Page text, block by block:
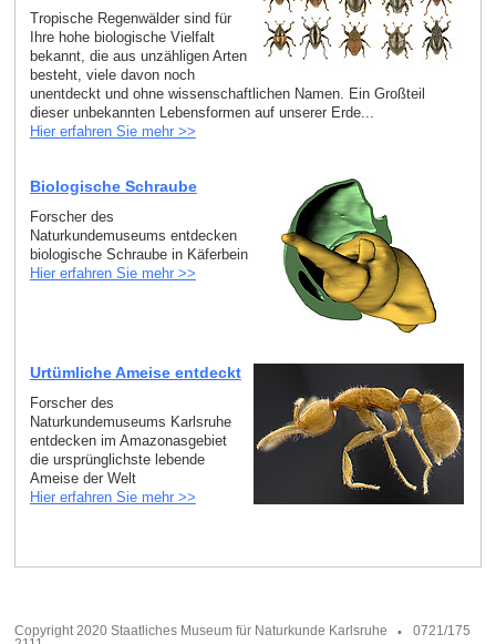
Tropische Regenwälder sind für
Ihre hohe biologische Vielfalt
bekannt, die aus unzähligen Arten
besteht, viele davon noch
unentdeckt und ohne wissenschaftlichen Namen. Ein Großteil
dieser unbekannten Lebensformen auf unserer Erde...
Hier erfahren Sie mehr >>
Biologische Schraube
Forscher des
Naturkundemuseums entdecken
biologische Schraube in Käferbein
Hier erfahren Sie mehr >>
Urtümliche Ameise entdeckt
Forscher des
Naturkundemuseums Karlsruhe
entdecken im Amazonasgebiet
die ursprünglichste lebende
Ameise der Welt
Hier erfahren Sie mehr >>
Copyright 2020 Staatliches Museum für Naturkunde Karlsruhe
0721/175